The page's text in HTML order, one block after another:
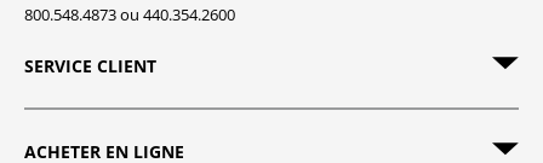
800.548.4873 ou 440.354.2600
SERVICE CLIENT
ACHETER EN LIGNE